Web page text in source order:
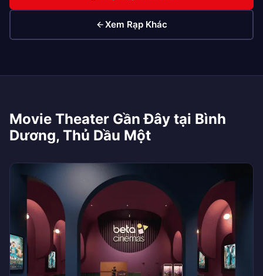
Xem Rạp Khác
Movie Theater Gần Đây tại Bình
Dương, Thủ Dầu Một